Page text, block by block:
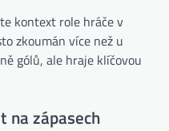
kontext role hráče v
zkoumán více než u
gólů, ale hraje klíčovou
na zápasech